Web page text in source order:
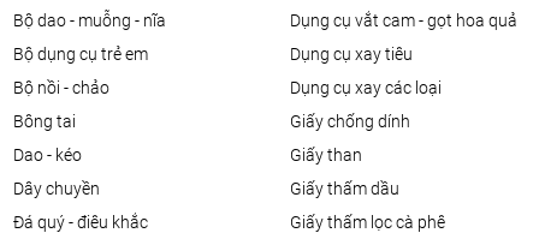
bộ dao - muỗng - nĩa
bộ dụng cụ trẻ em
bộ nồi - chảo
bông tai
dao - kéo
dây chuyền
đá quý - điêu khắc
dụng cụ vắt cam - gọt hoa quả
dụng cụ xay tiêu
dụng cụ xay các loại
giấy chống dính
giấy than
giấy thấm dầu
giấy thấm lọc cà phê